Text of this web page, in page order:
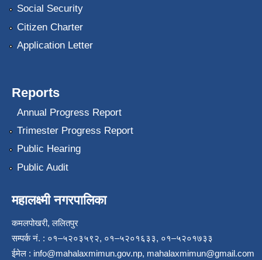
Social Security
Citizen Charter
Application Letter
Reports
Annual Progress Report
Trimester Progress Report
Public Hearing
Public Audit
महालक्ष्मी नगरपालिका
कमलपोखरी, ललितपुर
सम्पर्क नं. : ०१–५२०३५९२, ०१–५२०१६३३, ०१–५२०१७३३
ईमेल : info@mahalaxmimun.gov.np, mahalaxmimun@gmail.com